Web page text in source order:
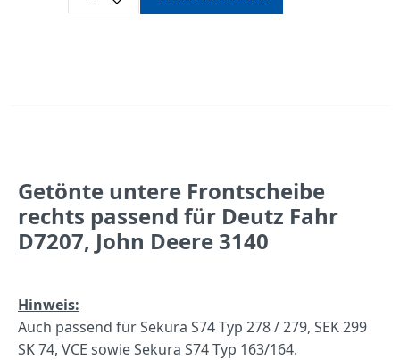
Getönte untere Frontscheibe
rechts passend für Deutz Fahr
D7207, John Deere 3140
Hinweis:
Auch passend für Sekura S74 Typ 278 / 279, SEK 299
SK 74, VCE sowie Sekura S74 Typ 163/164.